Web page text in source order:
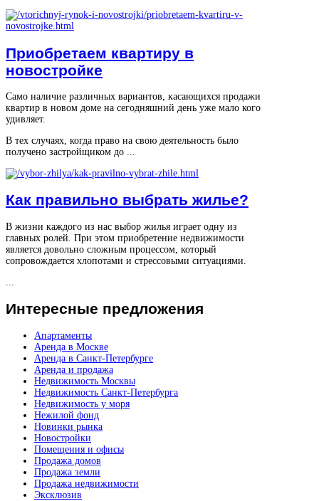
Приобретаем квартиру в
новостройке
Само наличие различных вариантов, касающихся продажи
квартир в новом доме на сегодняшний день уже мало кого
удивляет.
В тех случаях, когда право на свою деятельность было
получено застройщиком до ...
Как правильно выбрать жилье?
В жизни каждого из нас выбор жилья играет одну из
главных ролей. При этом приобретение недвижимости
является довольно сложным процессом, который
сопровождается хлопотами и стрессовыми ситуациями.
Интересные предложения
Апартаменты
Аренда в Москве
Аренда в Санкт-Петербурге
Аренда и продажа
Недвижимость Москвы
Недвижимость Санкт-Петербурга
Недвижимость у моря
Нежилой фонд
Новинки рынка
Новостройки
Помещения и офисы
Продажа домов
Продажа земли
Продажа недвижимости
Эксклюзив